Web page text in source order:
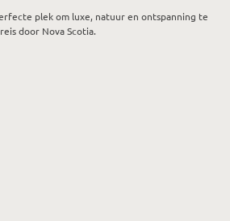
plek om luxe, natuur en ontspanning te
door Nova Scotia.